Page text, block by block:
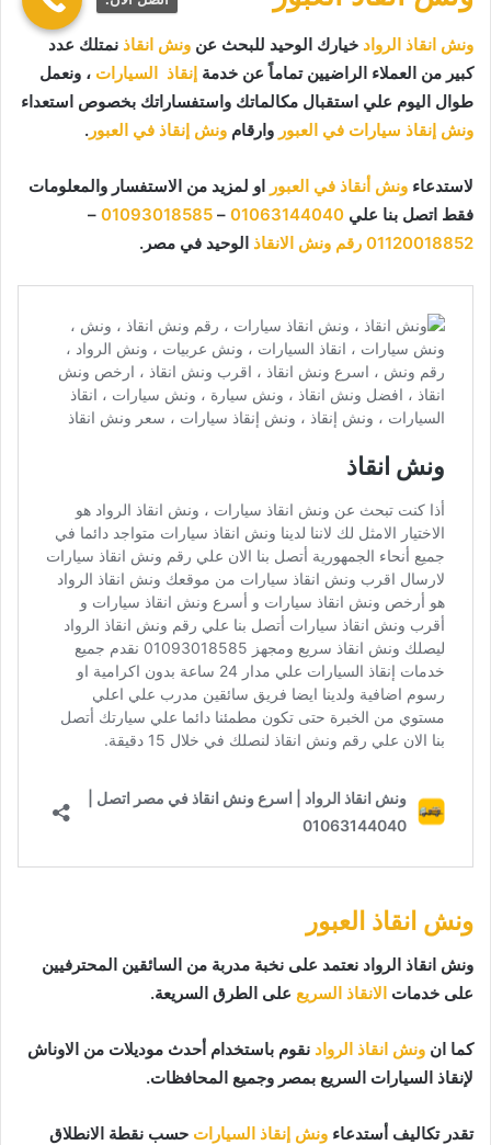
ونش انقاذ الرواد خيارك الوحيد للبحث عن ونش انقاذ نمتلك عدد
كبير من العملاء الراضيين تماماً عن خدمة إنقاذ السيارات ، ونعمل
طوال اليوم علي استقبال مكالماتك واستفساراتك بخصوص استعداء
ونش إنقاذ سيارات في العبور وارقام ونش إنقاذ في العبور .
لاستدعاء ونش أنقاذ في العبور او لمزيد من الاستفسار والمعلومات
فقط اتصل بنا علي 01063144040
–
01093018585
–
01120018852 رقم ونش الانقاذ الوحيد في مصر.
ونش انقاذ العبور
ونش انقاذ الرواد نعتمد على نخبة مدربة من السائقين المحترفيين
على خدمات الانقاذ السريع على الطرق السريعة.
كما ان ونش انقاذ الرواد نقوم باستخدام أحدث موديلات من الاوناش
لإنقاذ السيارات السريع بمصر وجميع المحافظات.
تقدر تكاليف أستدعاء ونش إنقاذ السيارات حسب نقطة الانطلاق